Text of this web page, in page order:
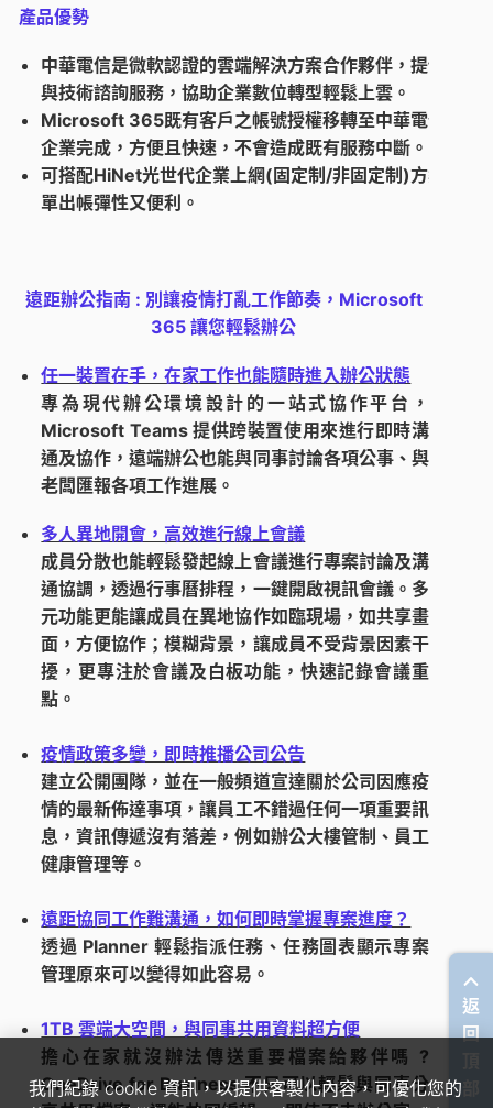
產品優勢
中華電信是微軟認證的雲端解決方案合作夥伴，提供專業
與技術諮詢服務，協助企業數位轉型輕鬆上雲。
Microsoft 365既有客戶之帳號授權移轉至中華電信，由
企業完成，方便且快速，不會造成既有服務中斷。
可搭配HiNet光世代企業上網(固定制/非固定制)方案，整
單出帳彈性又便利。
遠距辦公指南 : 別讓疫情打亂工作節奏，Microsoft
365 讓您輕鬆辦公
任一裝置在手，在家工作也能隨時進入辦公狀態
專為現代辦公環境設計的一站式協作平台，
Microsoft Teams 提供跨裝置使用來進行即時溝
通及協作，遠端辦公也能與同事討論各項公事、與
老闆匯報各項工作進展。
多人異地開會，高效進行線上會議
成員分散也能輕鬆發起線上會議進行專案討論及溝
通協調，透過行事曆排程，一鍵開啟視訊會議。多
元功能更能讓成員在異地協作如臨現場，如共享畫
面，方便協作；模糊背景，讓成員不受背景因素干
擾，更專注於會議及白板功能，快速記錄會議重
點。
疫情政策多變，即時推播公司公告
建立公開團隊，並在一般頻道宣達關於公司因應疫
情的最新佈達事項，讓員工不錯過任何一項重要訊
息，資訊傳遞沒有落差，例如辦公大樓管制、員工
健康管理等 。
遠距協同工作難溝通，如何即時掌握專案進度？
透過 Planner 輕鬆指派任務、任務圖表顯示專案
管理原來可以變得如此容易。
1TB 雲端大空間，與同事共用資料超方便
擔心在家就沒辦法傳送重要檔案給夥伴嗎 ?
OneDrive for Business 不只可以輕鬆與同事分
返
回
我們紀錄 cookie 資訊，以提供客製化內容，可優化您的